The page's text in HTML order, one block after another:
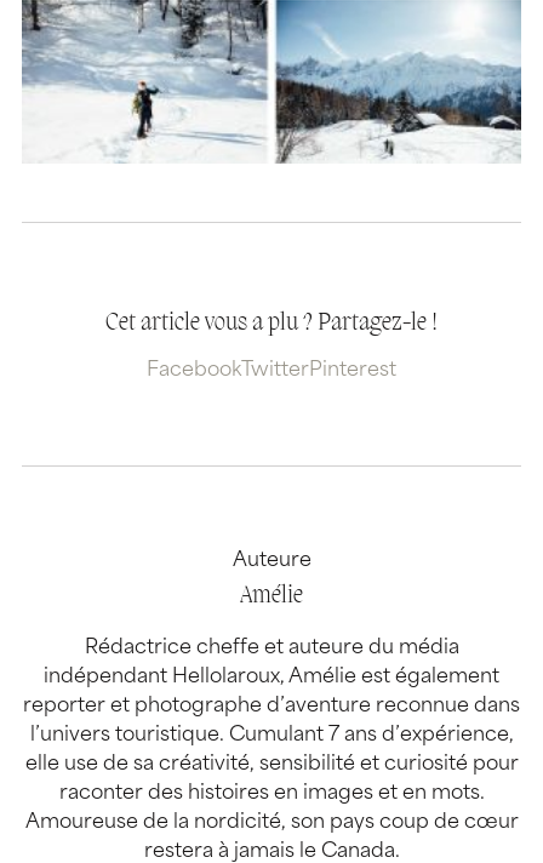
Cet article vous a plu ? Partagez-le !
Facebook TwitterPinterest
Auteure
Amélie
Rédactrice cheffe et auteure du média
indépendant Hellolaroux, Amélie est également
reporter et photographe d’aventure reconnue dans
l’univers touristique. Cumulant 7 ans d’expérience,
elle use de sa créativité, sensibilité et curiosité pour
raconter des histoires en images et en mots.
Amoureuse de la nordicité, son pays coup de cœur
restera à jamais le Canada.